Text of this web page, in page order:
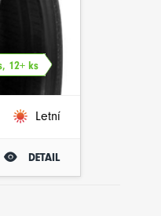
12+ ks
Letní
DETAIL